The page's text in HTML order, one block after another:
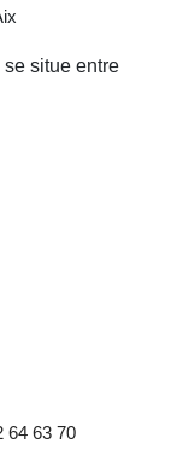
situe entre
64 63 70